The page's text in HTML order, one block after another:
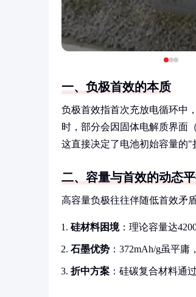
一、负极首效的本质
负极首效指首次充放电循环中
时，部分会因固体电解质界面
这直接决定了电池初始容量的"
二、容量与首效的动态
高容量负极往往伴随低首效矛盾
硅材料困境：理论容量达
石墨优势 ：372mAh/g虽平
折中方案 ：硅碳复合材料通